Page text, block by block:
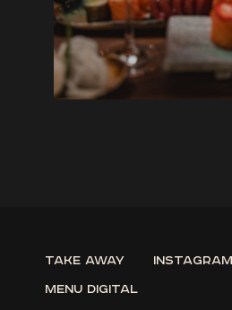
Take Away
Menu Digital
instagram